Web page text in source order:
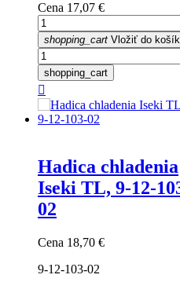
Cena 17,07 €
shopping_cart Vložiť do
shopping_cart

Hadica chladenia
Iseki TL, 9-12-
02
Cena 18,70 €
9-12-103-02